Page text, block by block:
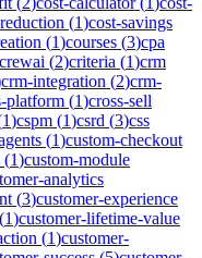
(1)cost-savings
(1)courses (3)cpa
crewai (2)criteria (1)crm
crm-integration (2)crm-
platform (1)cross-sell
1)cspm (1)csrd (3)css
(1)custom-checkout
(1)custom-module
analytics
(3)customer-experience
(1)customer-lifetime-value
(1)customer-